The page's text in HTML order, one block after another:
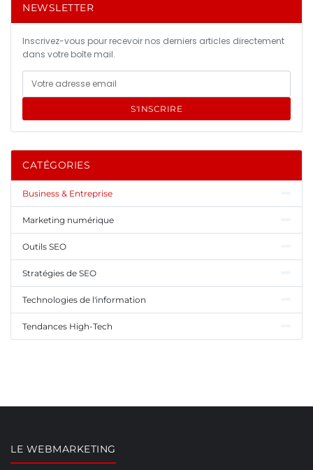
NEWSLETTER
Inscrivez-vous pour recevoir nos derniers articles directement
dans votre boîte mail.
S'INSCRIRE
CATÉGORIES
Business & Entreprise
Marketing numérique
Outils SEO
Stratégies de SEO
Technologies de l'information
Tendances High-Tech
LE WEBMARKETING